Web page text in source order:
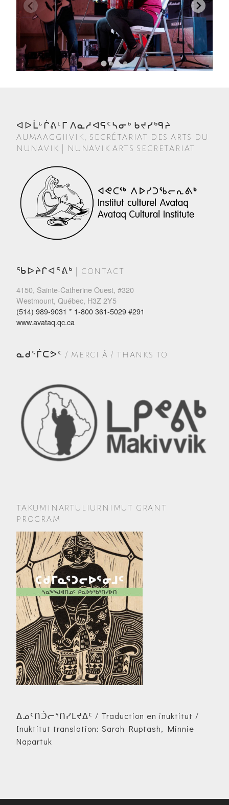
ᐊᐅᒫᒡᒌᕕᒻᒥ ᐱᓇᓱᐊᕋᑦᓴᓂᒃ ᑲᔪᓯᒃᑫᔨ
AUMAAGGIIVIK, SECRÉTARIAT DES ARTS DU
NUNAVIK | NUNAVIK ARTS SECRETARIAT
ᖃᐅᔨᒋᐊᕐᕕᒃ | CONTACT
4150, Sainte-Catherine Ouest, #320
Westmount, Québec, H3Z 2Y5
(514) 989-9031 * 1-800 361-5029 #291
www.avataq.qc.ca
ᓇᑯᕐᒦᑕᕗᑦ / MERCI À / THANKS TO
TAKUMINARTULIURNIMUT GRANT
PROGRAM
ᐃᓄᑦᑎᑑᓕᕐᑎᓯᒪᔪᐃᑦ / Traduction en inuktitut /
Inuktitut translation: Sarah Ruptash, Minnie
Napartuk